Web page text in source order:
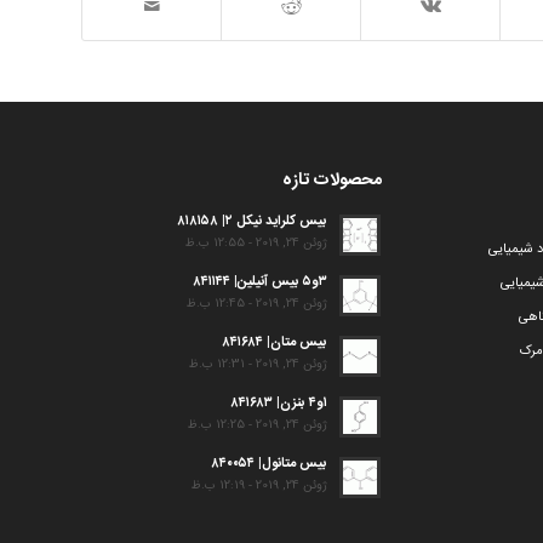
شیمیایی
مرک
محصولات تازه
بیس کلراید نیکل ۲| ۸۱۸۱۵۸
ژوئن 24, 2019 - 12:55 ب.ظ
۳و۵ بیس آنیلین| ۸۴۱۱۴۴
ژوئن 24, 2019 - 12:45 ب.ظ
بیس متان| ۸۴۱۶۸۴
ژوئن 24, 2019 - 12:31 ب.ظ
۱و۴ بنزن| ۸۴۱۶۸۳
ژوئن 24, 2019 - 12:25 ب.ظ
بیس متانول| ۸۴۰۰۵۴
ژوئن 24, 2019 - 12:19 ب.ظ